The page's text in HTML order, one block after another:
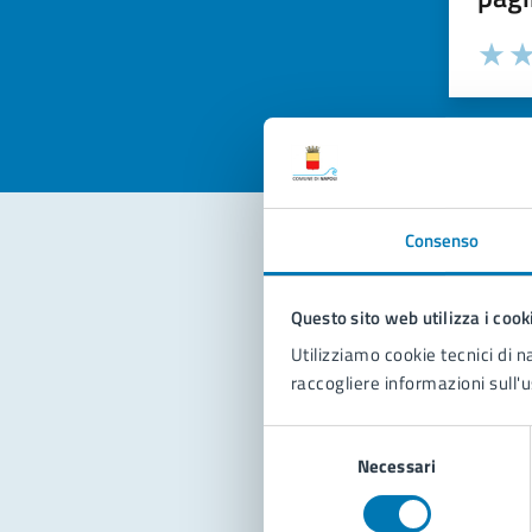
Consenso
Questo sito web utilizza i
Utilizziamo cookie tecnici di
raccogliere informazioni
Necessari
Valuta